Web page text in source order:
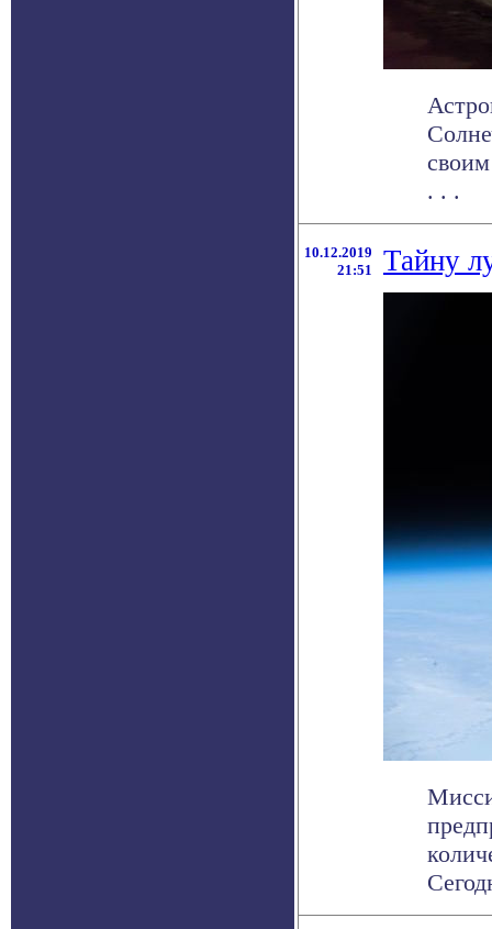
. . .
10.12.2019
21:51
Тайну